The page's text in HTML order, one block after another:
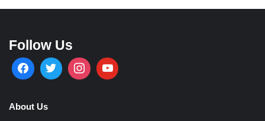
Follow Us
About Us